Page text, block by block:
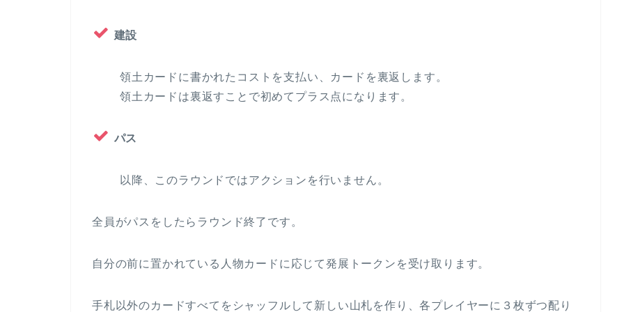
建設
領土カードに書かれたコストを支払い、カードを裏返します。
領土カードは裏返すことで初めてプラス点になります。
パス
以降、このラウンドではアクションを行いません。
全員がパスをしたらラウンド終了です。
自分の前に置かれている人物カードに応じて発展トークンを受け取ります。
手札以外のカードすべてをシャッフルして新しい山札を作り、各プレイヤーに３枚ずつ配り